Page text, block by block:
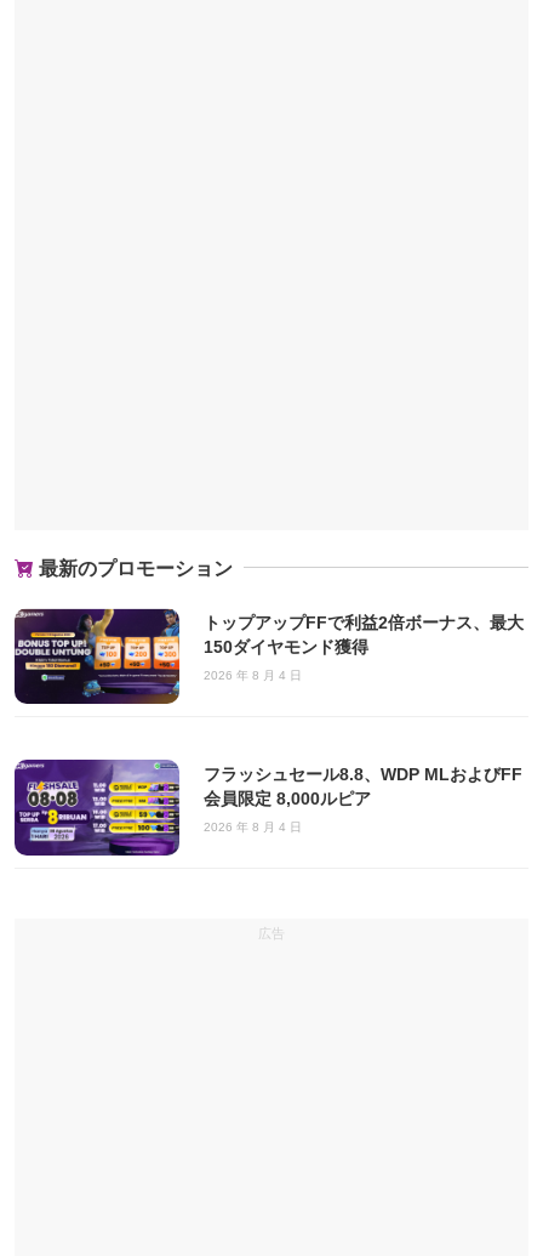
最新のプロモーション
トップアップFFで利益2倍ボーナス、最大
150ダイヤモンド獲得
2026 年 8 月 4 日
フラッシュセール8.8、WDP MLおよびFF
会員限定 8,000ルピア
2026 年 8 月 4 日
広告